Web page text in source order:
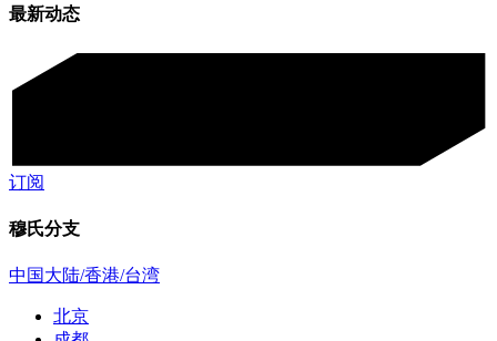
最新动态
订阅
穆氏分支
中国大陆/香港/台湾
北京